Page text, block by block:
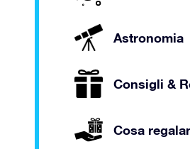
Astronomia
Consigli &
Cosa